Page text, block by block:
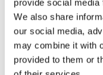
provide social
We also share
our social media,
may combine it with
provided to them or
Náhrdelník s diamantmi
Zodiac Aries